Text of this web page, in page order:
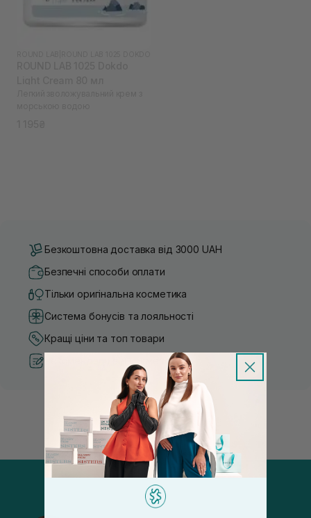
Безкоштовна доставка від 3000 UAH
Безпечні способи оплати
Тільки оригінальна косметика
Система бонусів та лояльності
Кращі ціни та топ товари
Рекомендації від косметологів